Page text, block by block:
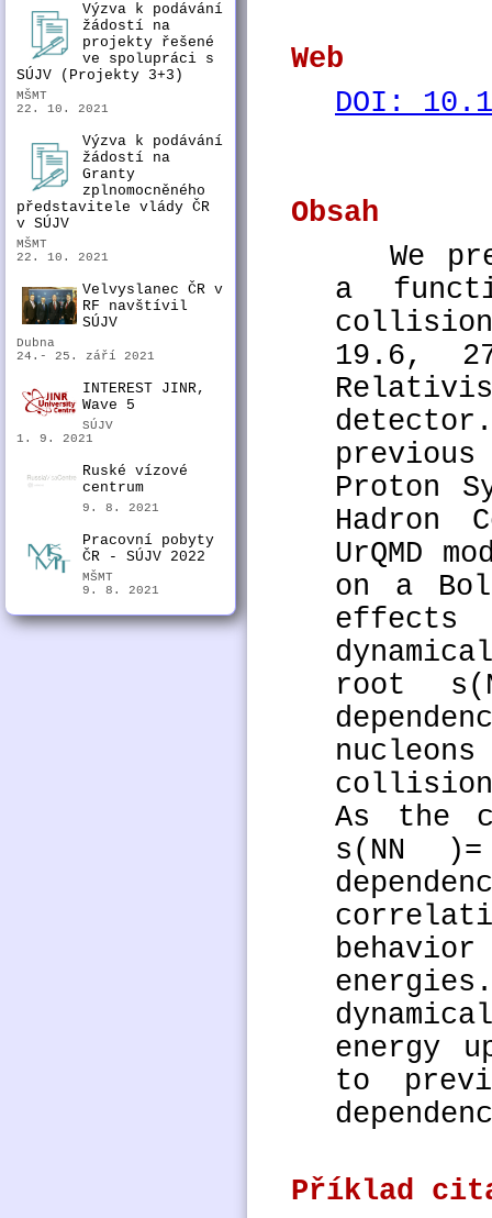
Výzva k podávání
žádostí na
projekty řešené
ve spolupráci s
SÚJV (Projekty 3+3)
MŠMT
22. 10. 2021
Výzva k podávání
žádostí na
Granty
zplnomocněného
představitele vlády ČR
v SÚJV
MŠMT
22. 10. 2021
Velvyslanec ČR v
RF navštívil
SÚJV
Dubna
24.- 25. září 2021
INTEREST JINR,
Wave 5
SÚJV
1. 9. 2021
Ruské vízové
centrum
9. 8. 2021
Pracovní pobyty
ČR - SÚJV 2022
MŠMT
9. 8. 2021
Web
DOI:
Obsah
We
a
19.6,
previous
Proton
Hadron
UrQMD
on a
effects
root
As the
s(NN
energy
to
Příklad